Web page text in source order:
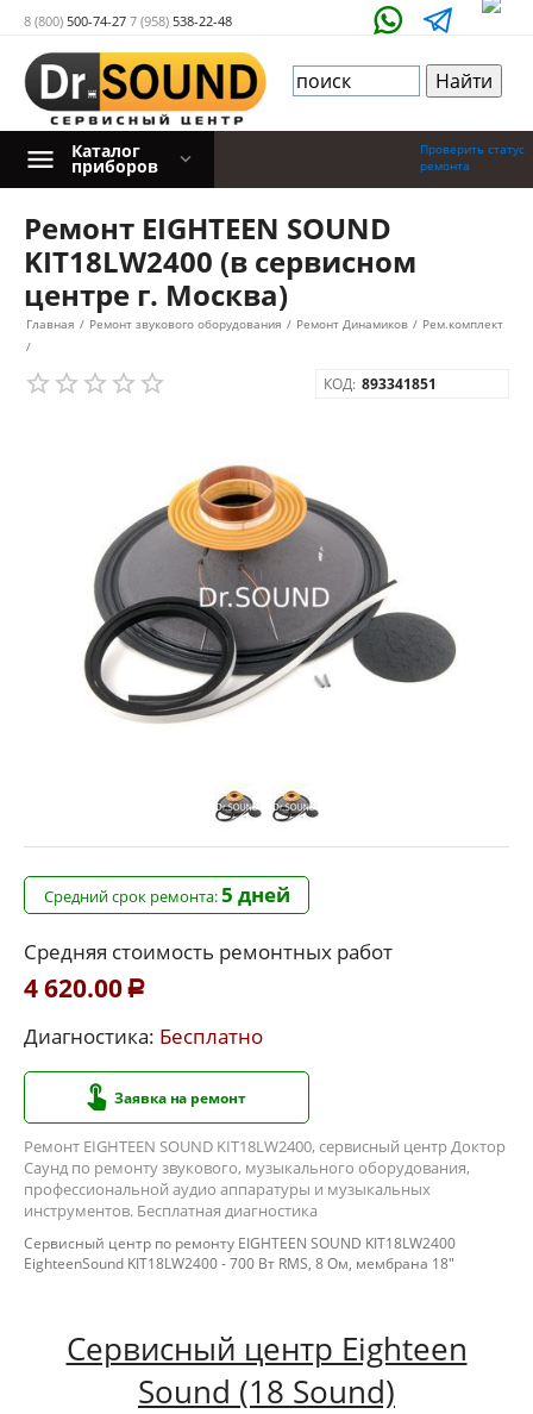
8 (800) 500-74-27 7 (958) 538-22-48
Проверить статус
ремонта
Каталог
приборов
Ремонт EIGHTEEN SOUND
KIT18LW2400 (в сервисном
центре г. Москва)
Главная / Ремонт звукового оборудования / Ремонт Динамиков / Рем.комплект
/
КОД: 893341851
Средний срок ремонта:5 дней
Средняя стоимость ремонтных работ
4 620.00 Р
Диагностика: Бесплатно
Заявка на ремонт
Ремонт EIGHTEEN SOUND KIT18LW2400, сервисный центр Доктор
Саунд по ремонту звукового, музыкального оборудования,
профессиональной аудио аппаратуры и музыкальных
инструментов. Бесплатная диагностика
Сервисный центр по ремонту EIGHTEEN SOUND KIT18LW2400
EighteenSound KIT18LW2400 - 700 Вт RMS, 8 Ом, мембрана 18"
Сервисный центр Eighteen
Sound (18 Sound)